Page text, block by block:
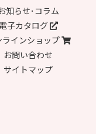
知らせ･コラム
電子カタログ
ラインショップ
お問い合わせ
サイトマップ